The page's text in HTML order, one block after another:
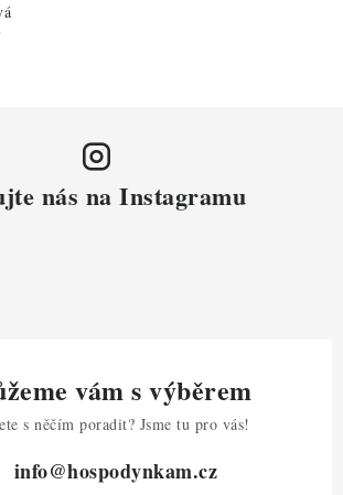
nás na Instagramu
vám s výběrem
s něčím poradit? Jsme tu pro vás!
info@hospodynkam.cz